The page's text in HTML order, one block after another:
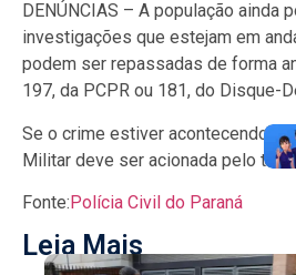
DENÚNCIAS – A população ainda
investigações que estejam em
podem ser repassadas de forma
197, da PCPR ou 181, do Disque-
Se o crime estiver acontecendo
Militar deve ser acionada pelo
Fonte:Polícia Civil do Paraná
Leia Mais